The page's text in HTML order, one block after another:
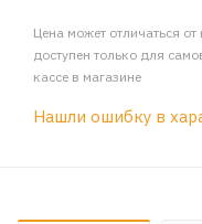
Цена может отличаться
доступен только для
кассе в магазине
Нашли ошибку в